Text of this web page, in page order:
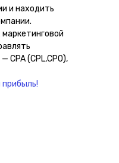
и находить
CPA (CPL,CPO),
прибыль!